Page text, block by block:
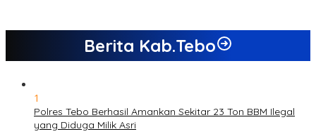
Berita Kab.Tebo
1
Polres Tebo Berhasil Amankan Sekitar 23 Ton BBM Ilegal
yang Diduga Milik Asri